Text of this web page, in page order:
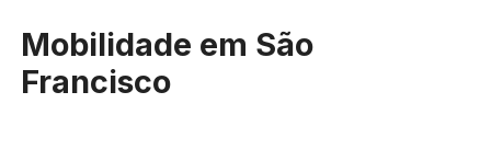
Mobilidade em São
Francisco